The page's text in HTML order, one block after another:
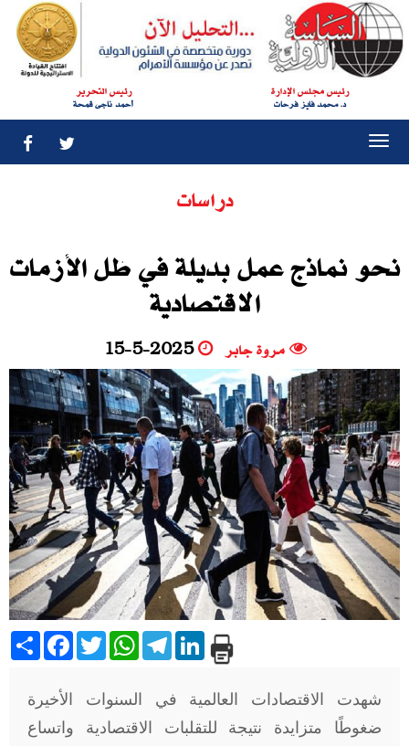
رئيس مجلس الإدارة
د. محمد فايز فرحات
رئيس التحرير
أحمد ناجى قمحة
دراسات
نحو نماذج عمل بديلة في ظل الأزمات
الاقتصادية
مروة جابر 15-5-2025
Share Facebook
TwitterWhatsAppTelegramLinkedIn
شهدت الاقتصادات العالمية في السنوات الأخيرة
ضغوطًا متزايدة نتيجة للتقلبات الاقتصادية واتساع